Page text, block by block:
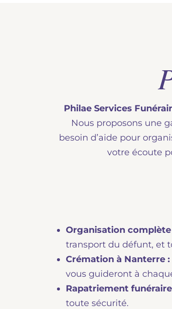
Philae Services
Nous proposons une
besoin d’aide pour
votre écoute
Organisation
transport du défunt, et
Crémation à Nanterre :
vous guideront à
Rapatriement
toute sécurité.